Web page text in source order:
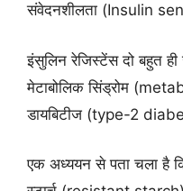
संवेदनशीलता (Insulin
इंसुलिन रेजिस्टेंस दो बहुत ही
मेटाबोलिक सिंड्रोम
डायबिटीज (type-2
एक अध्ययन से पता चला है